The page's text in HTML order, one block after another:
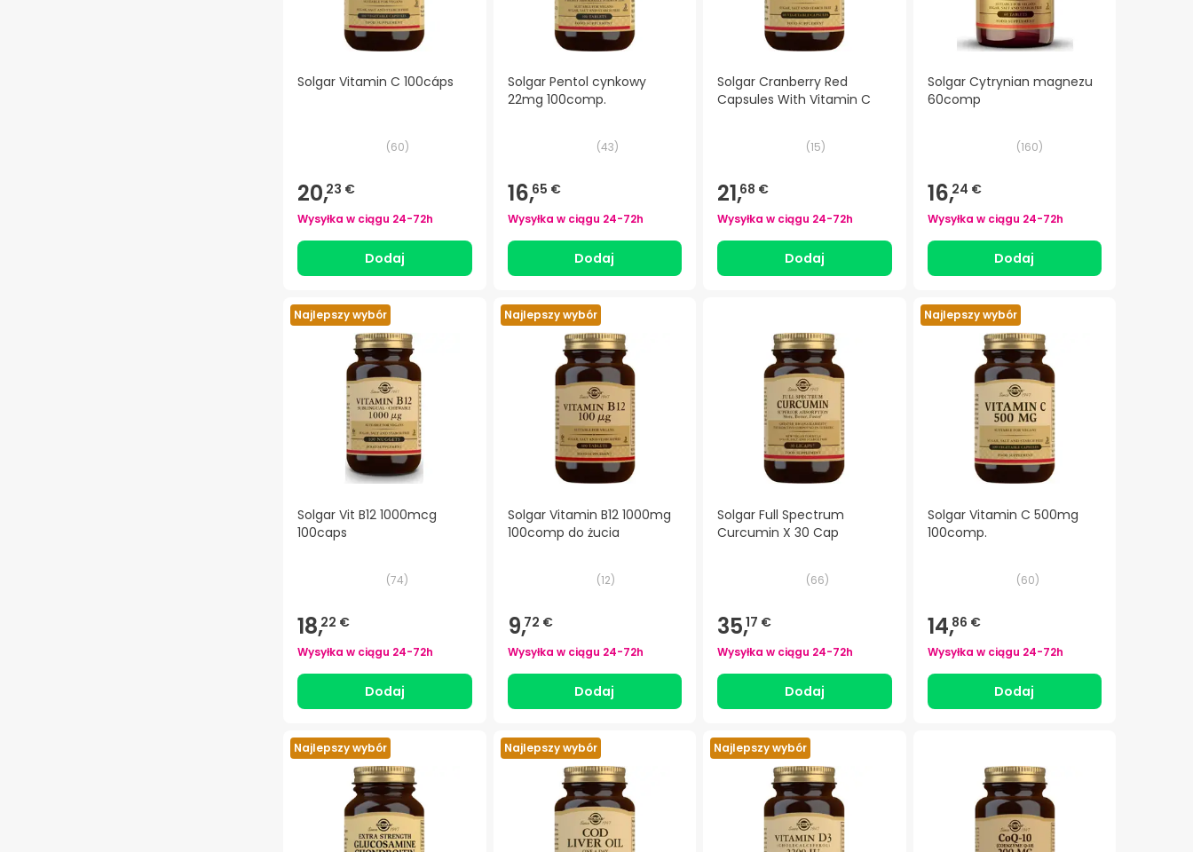
Solgar Vitamin C 100cáps
(60)
20,23 €
Wysyłka w ciągu 24-72h
Dodaj
Solgar Pentol cynkowy
22mg 100comp.
(43)
16,65 €
Wysyłka w ciągu 24-72h
Dodaj
Solgar Cranberry Red
Capsules With Vitamin C
(15)
21,68 €
Wysyłka w ciągu 24-72h
Dodaj
Solgar Cytrynian magnezu
60comp
(160)
16,24 €
Wysyłka w ciągu 24-72h
Dodaj
Najlepszy wybór
Solgar Vit B12 1000mcg
100caps
(74)
18,22 €
Wysyłka w ciągu 24-72h
Dodaj
Najlepszy wybór
Solgar Vitamin B12 1000mg
100comp do żucia
(12)
9,72 €
Wysyłka w ciągu 24-72h
Dodaj
Solgar Full Spectrum
Curcumin X 30 Cap
(66)
35,17 €
Wysyłka w ciągu 24-72h
Dodaj
Najlepszy wybór
Solgar Vitamin C 500mg
100comp.
(60)
14,86 €
Wysyłka w ciągu 24-72h
Dodaj
Najlepszy wybór Najlepszy wybór Najlepszy wybór